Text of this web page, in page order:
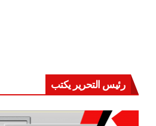
رئيس التحرير يكتب